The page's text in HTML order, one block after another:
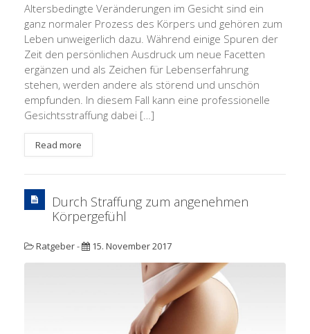
Altersbedingte Veränderungen im Gesicht sind ein
ganz normaler Prozess des Körpers und gehören zum
Leben unweigerlich dazu. Während einige Spuren der
Zeit den persönlichen Ausdruck um neue Facetten
ergänzen und als Zeichen für Lebenserfahrung
stehen, werden andere als störend und unschön
empfunden. In diesem Fall kann eine professionelle
Gesichtsstraffung dabei […]
Read more
Durch Straffung zum angenehmen
Körpergefühl
Ratgeber- 15. November 2017